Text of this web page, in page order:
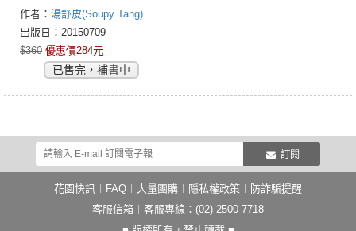
放鬆大解密，找回我們的
自在時光
作者： 湯舒皮(Soupy Tang)
出版日：20150709
$360 優惠價284元
已售完，補書中
訂閱
花園快訊 FAQ 大量團購 隱私權政策
防詐騙提醒
客服信箱 ︱客服專線：(02) 2500-7718